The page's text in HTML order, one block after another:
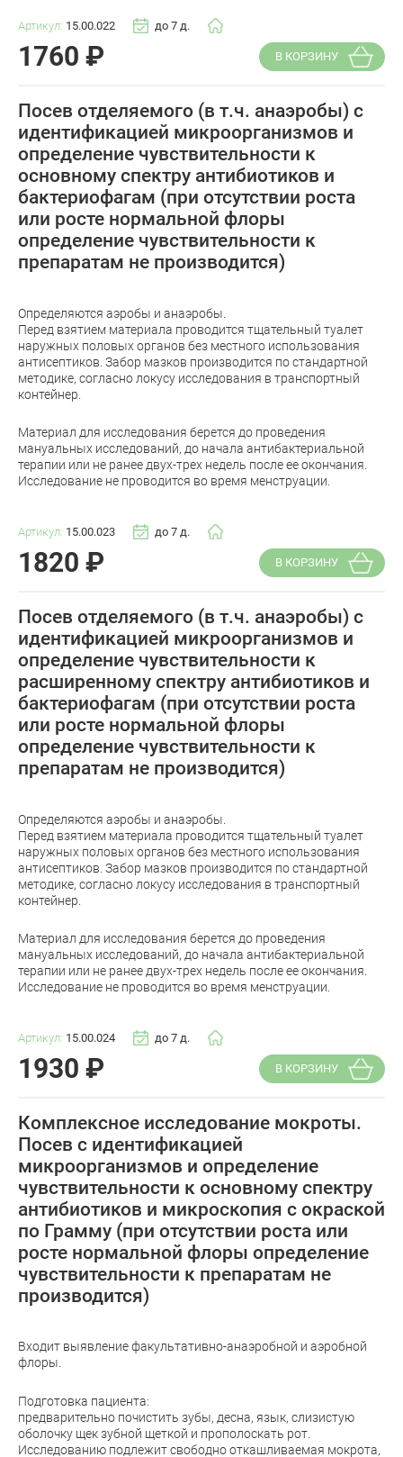
Артикул: 15.00.022 до 7 д.
1760 ₽ В КОРЗИНУ
Посев отделяемого (в т.ч. анаэробы) с
идентификацией микроорганизмов и
определение чувствительности к
основному спектру антибиотиков и
бактериофагам (при отсутствии роста
или росте нормальной флоры
определение чувствительности к
препаратам не производится)
Определяются аэробы и анаэробы.
Перед взятием материала проводится тщательный туалет
наружных половых органов без местного использования
антисептиков. Забор мазков производится по стандартной
методике, согласно локусу исследования в транспортный
контейнер.
Материал для исследования берется до проведения
мануальных исследований, до начала антибактериальной
терапии или не ранее двух-трех недель после ее окончания.
Исследование не проводится во время менструации.
Артикул: 15.00.023 до 7 д.
1820 ₽ В КОРЗИНУ
Посев отделяемого (в т.ч. анаэробы) с
идентификацией микроорганизмов и
определение чувствительности к
расширенному спектру антибиотиков и
бактериофагам (при отсутствии роста
или росте нормальной флоры
определение чувствительности к
препаратам не производится)
Определяются аэробы и анаэробы.
Перед взятием материала проводится тщательный туалет
наружных половых органов без местного использования
антисептиков. Забор мазков производится по стандартной
методике, согласно локусу исследования в транспортный
контейнер.
Материал для исследования берется до проведения
мануальных исследований, до начала антибактериальной
терапии или не ранее двух-трех недель после ее окончания.
Исследование не проводится во время менструации.
Артикул: 15.00.024 до 7 д.
1930 ₽ В КОРЗИНУ
Комплексное исследование мокроты.
Посев с идентификацией
микроорганизмов и определение
чувствительности к основному спектру
антибиотиков и микроскопия с окраской
по Грамму (при отсутствии роста или
росте нормальной флоры определение
чувствительности к препаратам не
производится)
Входит выявление факультативно-анаэробной и аэробной
флоры.
Подготовка пациента:
предварительно почистить зубы, десна, язык, слизистую
оболочку щек зубной щеткой и прополоскать рот.
Исследованию подлежит свободно откашливаемая мокрота,